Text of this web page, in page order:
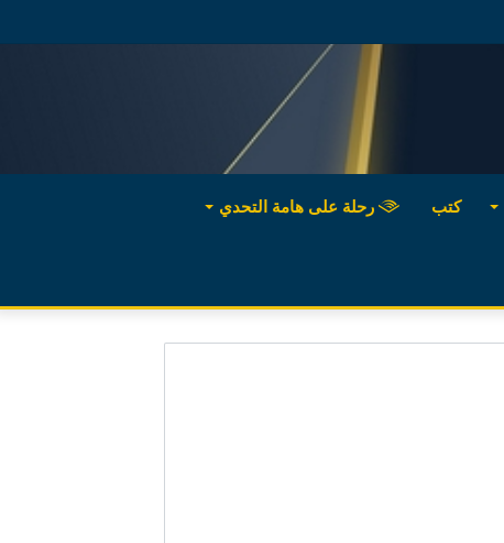
كتب رحلة على هامة التحدي